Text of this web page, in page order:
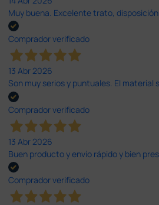
Muy buena. Excelente trato,
Comprador verificado
13 Abr 2026
Son muy serios y puntuales. El material
Comprador verificado
13 Abr 2026
Buen producto y envío rápido y bien
Comprador verificado